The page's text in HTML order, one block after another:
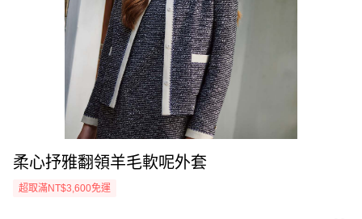
柔心抒雅翻領羊毛軟呢外套
超取滿NT$3,600免運